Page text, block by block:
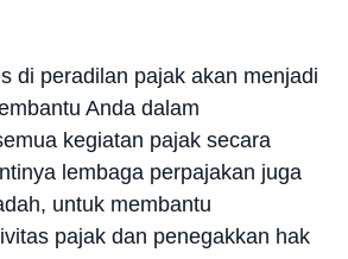
di peradilan pajak akan menjadi
Anda dalam
kegiatan pajak secara
lembaga perpajakan juga
untuk membantu
pajak dan penegakkan hak